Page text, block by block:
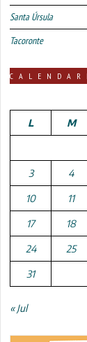
Santa Úrsula
Tacoronte
L
M
3 4
10 11
17 18
24 25
31
« Jul